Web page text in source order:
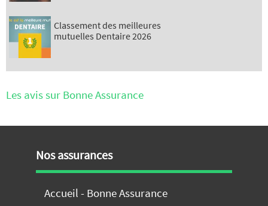
Classement des meilleures
mutuelles Dentaire 2026
Les avis sur Bonne Assurance
Nos assurances
Accueil - Bonne Assurance